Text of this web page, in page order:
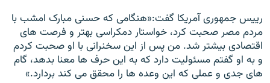
رييس جمهوری آمريکا گفت:«هنگامی که حسنی مبارک امشب با
مردم مصر صحبت کرد، خواستار دمکراسی بهتر و فرصت های
اقتصادی بيشتر شد. من پس از اين سخنرانی با او صحبت کردم
و به او گفتم مسئوليت دارد که به اين حرف ها معنا بدهد، گام
های جدی و عملی که اين وعده ها را محقق می کند بردارد.»